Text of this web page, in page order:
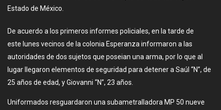
Estado de México.
De acuerdo a los primeros informes policiales, en la tarde de
este lunes vecinos de la colonia Esperanza informaron a las
autoridades de dos sujetos que poseian una arma, por lo que al
lugar llegaron elementos de seguridad para detener a Saúl “N”, de
25 años de edad, y Giovanni “N”, 23 años.
Uniformados resguardaron una subametralladora MP 50 nueve